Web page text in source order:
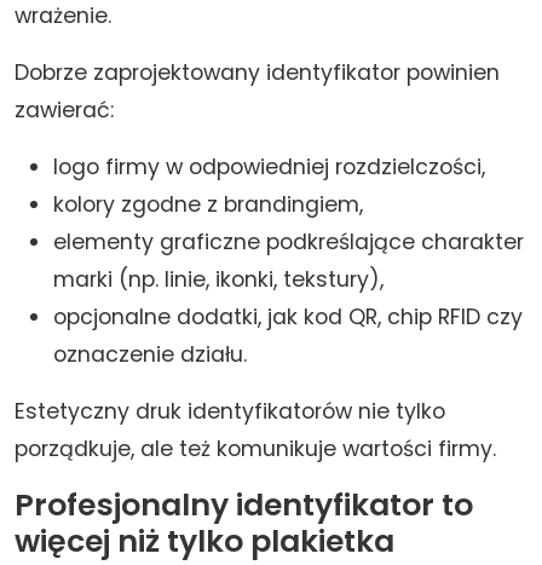
wrażenie.
Dobrze zaprojektowany identyfikator powinien
zawierać:
logo firmy w odpowiedniej rozdzielczości,
kolory zgodne z brandingiem,
elementy graficzne podkreślające charakter
marki (np. linie, ikonki, tekstury),
opcjonalne dodatki, jak kod QR, chip RFID czy
oznaczenie działu.
Estetyczny druk identyfikatorów nie tylko
porządkuje, ale też komunikuje wartości firmy.
Profesjonalny identyfikator to
więcej niż tylko plakietka